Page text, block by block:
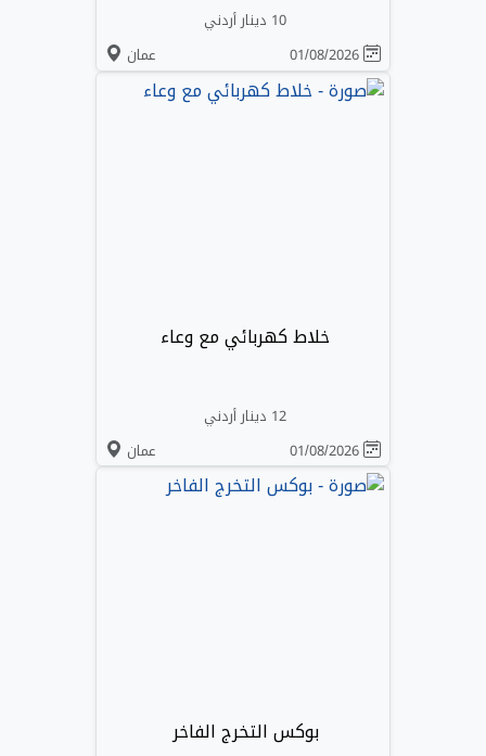
10 دينار أردني
عمان
خلاط كهربائي مع وعاء
12 دينار أردني
عمان
بوكس التخرج الفاخر